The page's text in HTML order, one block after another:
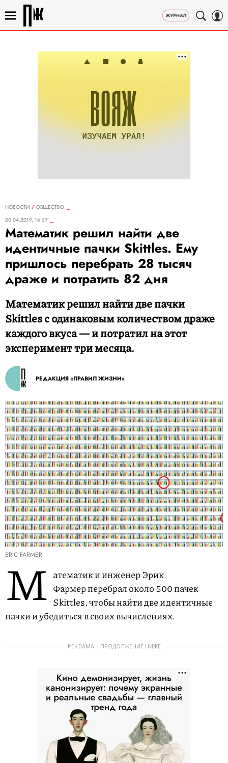
НОВОСТИ
ОБЩЕСТВО
20.04.2019, 16:57
Математик решил найти две
идентичные пачки Skittles. Ему
пришлось перебрать 28 тысяч
драже и потратить 82 дня
Математик решил найти две пачки
Skittles с одинаковым количеством драже
каждого вкуса — и потратил на этот
эксперимент три месяца.
РЕДАКЦИЯ «ПРАВИЛ ЖИЗНИ»
ERIC FARMER
М атематик и инженер Эрик
Фармер перебрал около 500 пачек
Skittles, чтобы найти две идентичные
пачки и убедиться в своих вычислениях.
РЕКЛАМА – ПРОДОЛЖЕНИЕ НИЖЕ